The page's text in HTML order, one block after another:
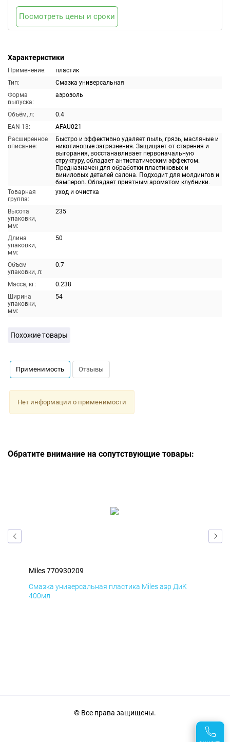
Характеристики
Применение:
пластик
Тип:
Смазка универсальная
Форма
выпуска:
аэрозоль
Объём, л:
0.4
EAN-13:
AFAU021
Расширенное
описание:
Быстро и эффективно удаляет пыль, грязь, масляные и
никотиновые загрязнения. Защищает от старения и
выгорания, восстанавливает первоначальную
структуру, обладает антистатическим эффектом.
Предназначен для обработки пластиковых и
виниловых деталей салона. Подходит для молдингов и
бамперов. Обладает приятным ароматом клубники.
Товарная
группа:
уход и очистка
Высота
упаковки,
мм:
235
Длина
упаковки,
мм:
50
Объем
упаковки, л:
0.7
Масса, кг:
0.238
Ширина
упаковки,
мм:
54
Посмотреть цены и сроки
Похожие товары
Применимость Отзывы
Нет информации о применимости
Обратите внимание на сопутствующие товары:
Miles 770930209
Смазка универсальная пластика Miles аэр ДиК
400мл
© Все права защищены.